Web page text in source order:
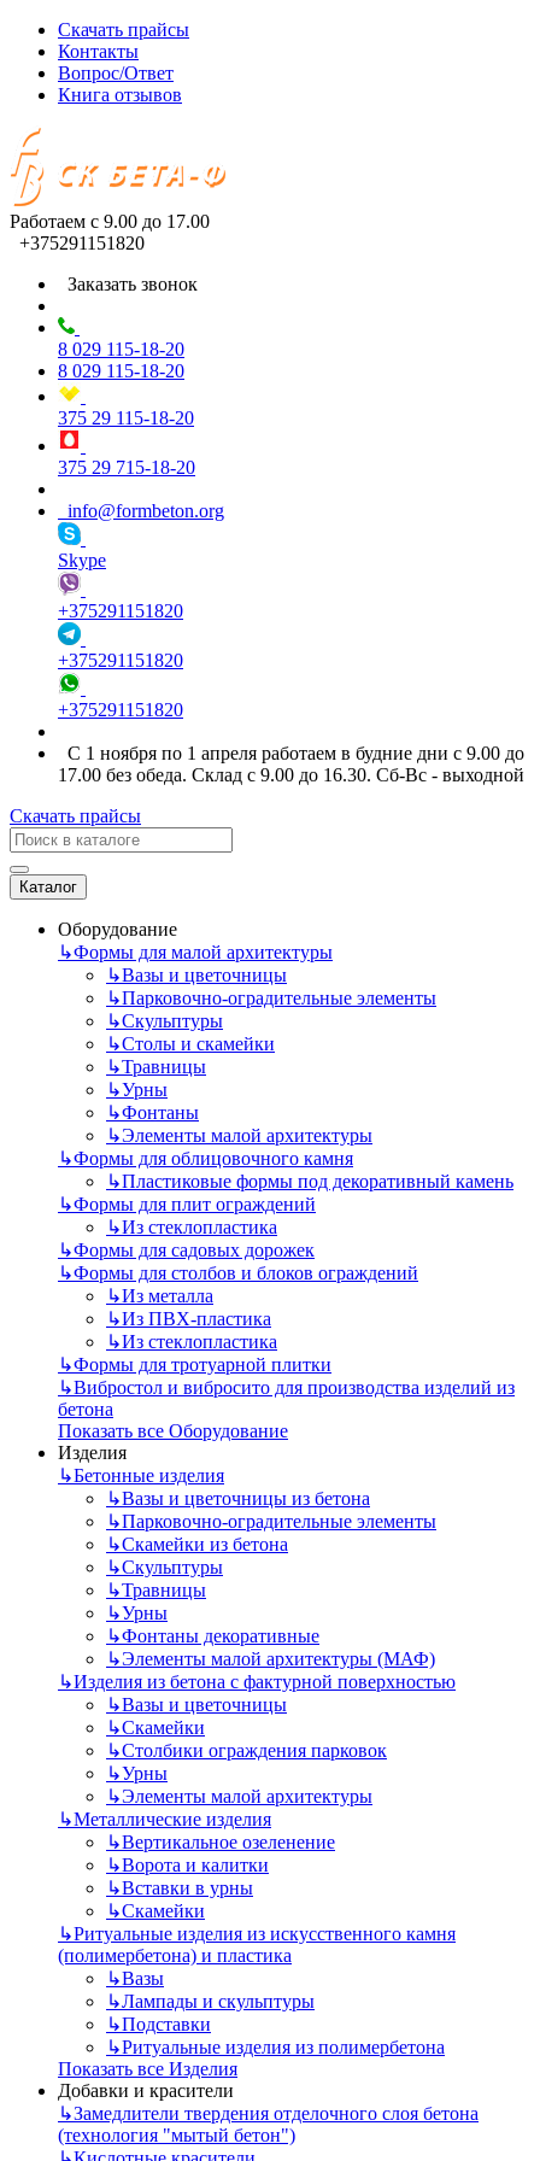
Скачать прайсы
Контакты
Вопрос/Ответ
Книга отзывов
Работаем с 9.00 до 17.00
+375291151820
Заказать звонок
8 029 115-18-20
8 029 115-18-20
375 29 115-18-20
375 29 715-18-20
info@formbeton.org
Skype
+375291151820
+375291151820
+375291151820
С 1 ноября по 1 апреля работаем в будние дни с 9.00 до
17.00 без обеда. Склад с 9.00 до 16.30. Сб-Вс - выходной
Скачать прайсы
Каталог
Оборудование
↳Формы для малой архитектуры
↳Вазы и цветочницы
↳Парковочно-оградительные элементы
↳Скульптуры
↳Столы и скамейки
↳Травницы
↳Урны
↳Фонтаны
↳Элементы малой архитектуры
↳Формы для облицовочного камня
↳Пластиковые формы под декоративный камень
↳Формы для плит ограждений
↳Из стеклопластика
↳Формы для садовых дорожек
↳Формы для столбов и блоков ограждений
↳Из металла
↳Из ПВХ-пластика
↳Из стеклопластика
↳Формы для тротуарной плитки
↳Вибростол и вибросито для производства изделий из
бетона
Показать все Оборудование
Изделия
↳Бетонные изделия
↳Вазы и цветочницы из бетона
↳Парковочно-оградительные элементы
↳Скамейки из бетона
↳Скульптуры
↳Травницы
↳Урны
↳Фонтаны декоративные
↳Элементы малой архитектуры (МАФ)
↳Изделия из бетона с фактурной поверхностью
↳Вазы и цветочницы
↳Скамейки
↳Столбики ограждения парковок
↳Урны
↳Элементы малой архитектуры
↳Металлические изделия
↳Вертикальное озеленение
↳Ворота и калитки
↳Вставки в урны
↳Скамейки
↳Ритуальные изделия из искусственного камня
(полимербетона) и пластика
↳Вазы
↳Лампады и скульптуры
↳Подставки
↳Ритуальные изделия из полимербетона
Показать все Изделия
Добавки и красители
↳Замедлители твердения отделочного слоя бетона
(технология "мытый бетон")